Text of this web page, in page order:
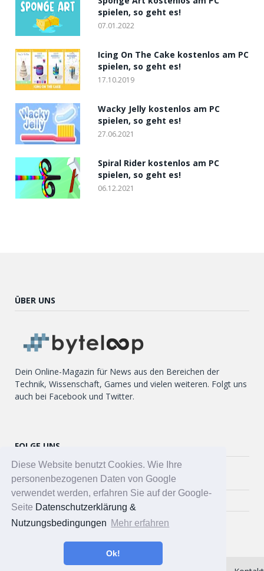
Diese Website benutzt Cookies. Wie Ihre
personenbezogenen Daten von Google
verwendet werden, erfahren Sie auf der Google-
Seite Datenschutzerklärung &
Nutzungsbedingungen Mehr erfahren
Ok!
spielen, so geht es!
07.01.2022
Icing On The Cake kostenlos am PC
spielen, so geht es!
17.10.2019
Wacky Jelly kostenlos am PC
spielen, so geht es!
27.06.2021
Spiral Rider kostenlos am PC
spielen, so geht es!
06.12.2021
ÜBER UNS
Dein Online-Magazin für News aus den Bereichen der
Technik, Wissenschaft, Games und vielen weiteren. Folgt uns
auch bei Facebook und Twitter.
FOLGE UNS
Twitter
Facebook